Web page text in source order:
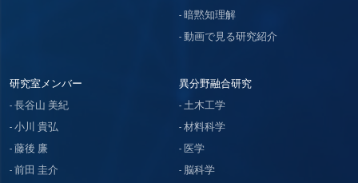
暗黙知理解
動画で見る研究紹介
研究室メンバー
長谷山 美紀
小川 貴弘
藤後 廉
前田 圭介
異分野融合研究
土木工学
材料科学
医学
脳科学